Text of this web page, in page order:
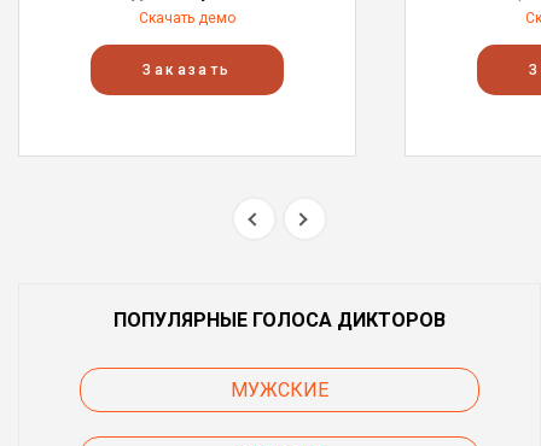
Скачать демо
Заказать
ПОПУЛЯРНЫЕ ГОЛОСА ДИКТОРОВ
МУЖСКИЕ